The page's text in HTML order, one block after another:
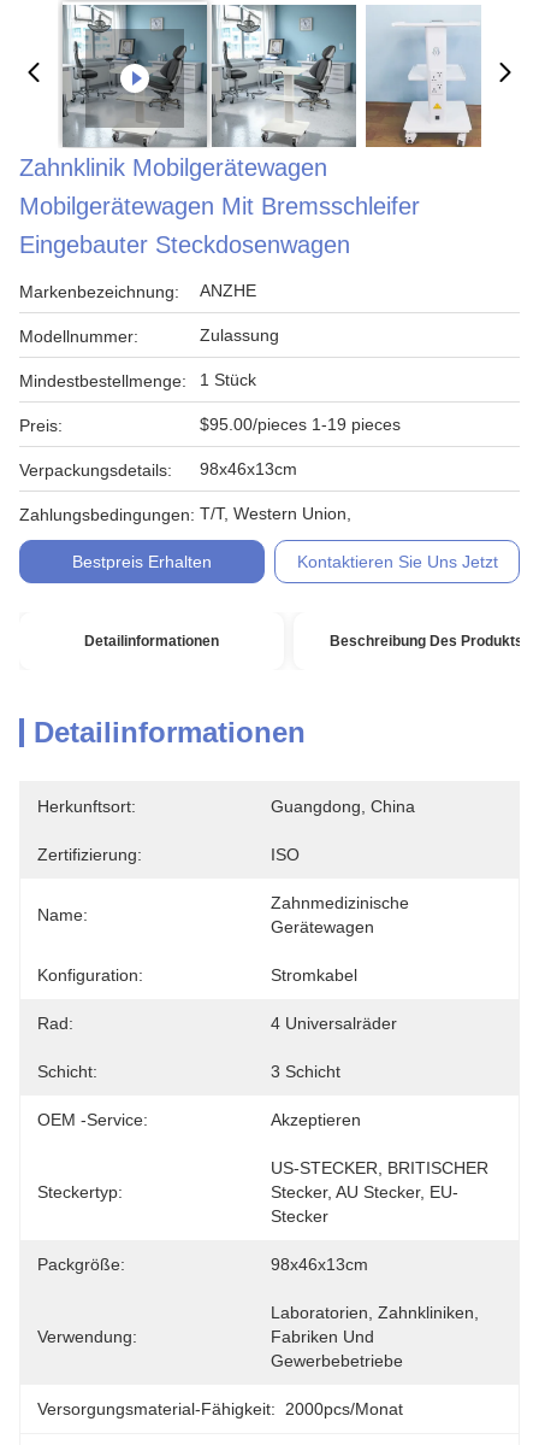
Zahnklinik Mobilgerätewagen
Mobilgerätewagen Mit Bremsschleifer
Eingebauter Steckdosenwagen
Markenbezeichnung: ANZHE
Modellnummer: Zulassung
Mindestbestellmenge: 1 Stück
Preis: $95.00/pieces 1-19 pieces
Verpackungsdetails: 98x46x13cm
Zahlungsbedingungen: T/T, Western Union,
Bestpreis Erhalten Kontaktieren Sie Uns Jetzt
Detailinformationen Beschreibung Des Produkts
Detailinformationen
Herkunftsort: Guangdong, China
Zertifizierung: ISO
Name:
Zahnmedizinische
Gerätewagen
Konfiguration: Stromkabel
Rad: 4 Universalräder
Schicht: 3 Schicht
OEM -Service: Akzeptieren
Steckertyp:
US-STECKER, BRITISCHER
Stecker, AU Stecker, EU-
Stecker
Packgröße: 98x46x13cm
Verwendung:
Laboratorien, Zahnkliniken,
Fabriken Und
Gewerbebetriebe
Versorgungsmaterial-Fähigkeit: 2000pcs/Monat